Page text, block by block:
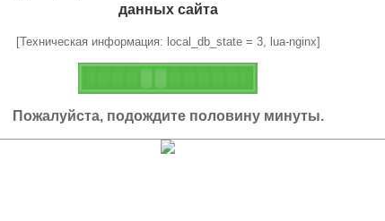
данных сайта
[Техническая информация: local_db_state = 3, lua-nginx]
Пожалуйста, подождите половину минуты.